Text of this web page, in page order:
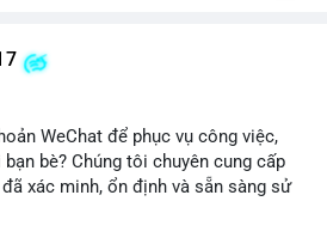
danh tiếng trực tuyến của bạn một
WeChat để phục vụ công việc,
bè? Chúng tôi chuyên cung cấp
xác minh, ổn định và sẵn sàng sử